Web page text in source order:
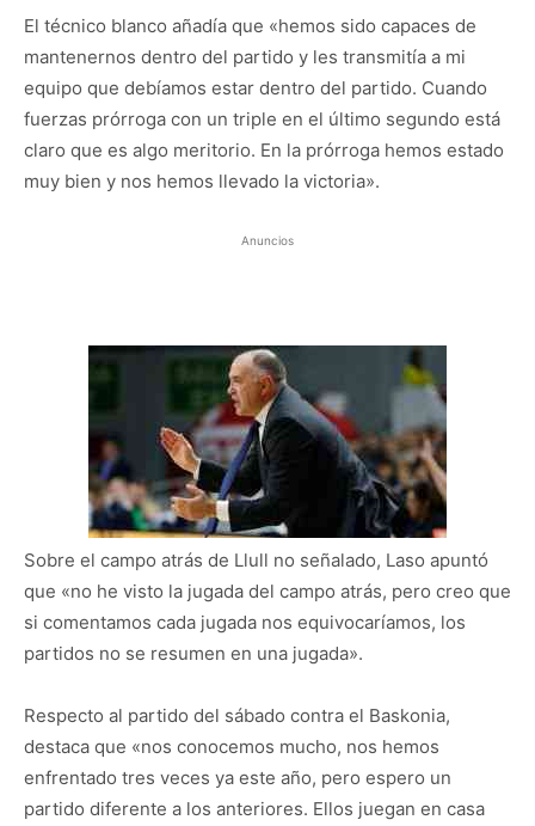
El técnico blanco añadía que «hemos sido capaces de
mantenernos dentro del partido y les transmitía a mi
equipo que debíamos estar dentro del partido. Cuando
fuerzas prórroga con un triple en el último segundo está
claro que es algo meritorio. En la prórroga hemos estado
muy bien y nos hemos llevado la victoria».
Anuncios
Sobre el campo atrás de Llull no señalado, Laso apuntó
que «no he visto la jugada del campo atrás, pero creo que
si comentamos cada jugada nos equivocaríamos, los
partidos no se resumen en una jugada».
Respecto al partido del sábado contra el Baskonia,
destaca que «nos conocemos mucho, nos hemos
enfrentado tres veces ya este año, pero espero un
partido diferente a los anteriores. Ellos juegan en casa